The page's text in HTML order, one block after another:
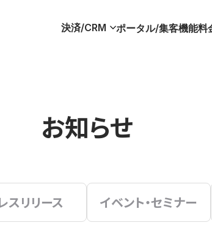
決済/CRM ポータル/集客機能料
お知らせ
スリリース イベント・セミナー